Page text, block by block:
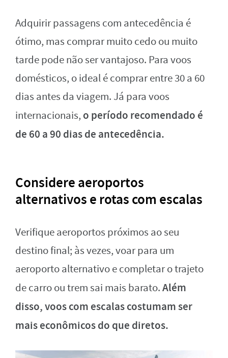
Adquirir passagens com antecedência é
ótimo, mas comprar muito cedo ou muito
tarde pode não ser vantajoso. Para voos
domésticos, o ideal é comprar entre 30 a 60
dias antes da viagem. Já para voos
internacionais, o período recomendado é
de 60 a 90 dias de antecedência.
Considere aeroportos
alternativos e rotas com escalas
Verifique aeroportos próximos ao seu
destino final; às vezes, voar para um
aeroporto alternativo e completar o trajeto
de carro ou trem sai mais barato.Além
disso, voos com escalas costumam ser
mais econômicos do que diretos.